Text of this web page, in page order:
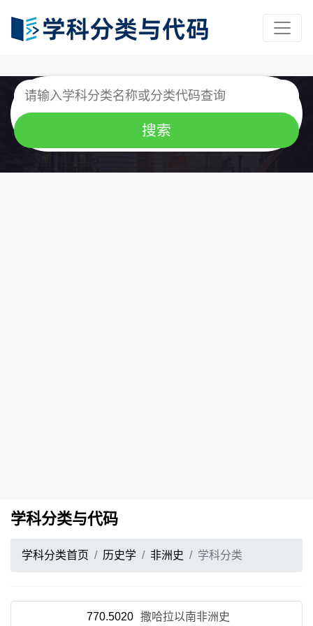
学科分类与代码
学科分类首页 历史学 非洲史 学科分类
770.5020 撒哈拉以南非洲史